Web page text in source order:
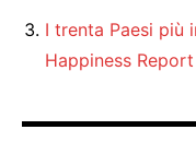
I trenta Paesi più
Happiness Report